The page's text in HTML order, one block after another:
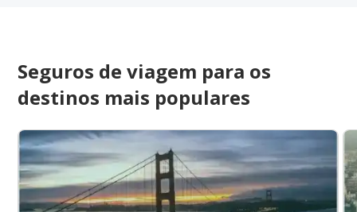
Seguros de viagem para os
destinos mais populares